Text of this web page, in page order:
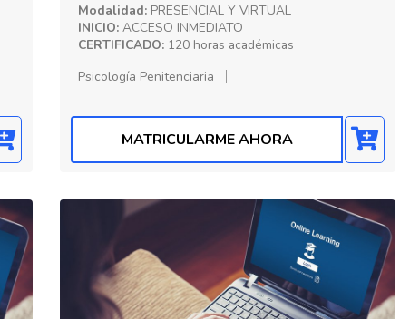
Modalidad: PRESENCIAL Y VIRTUAL
INICIO: ACCESO INMEDIATO
CERTIFICADO: 120 horas académicas
Psicología Penitenciaria
MATRICULARME AHORA